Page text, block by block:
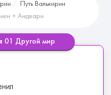
Путь Валькирии
+ Андвари
01 Другой мир